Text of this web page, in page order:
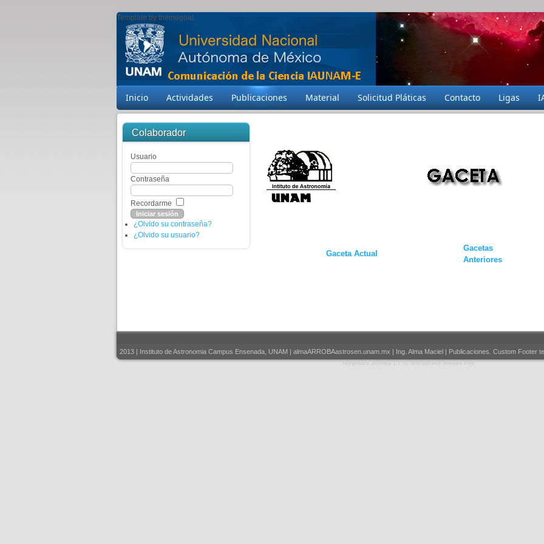
Template by themegoat
Inicio Actividades Publicaciones Material Solicitud Pláticas Contacto Ligas
Colaborador
Usuario
Contraseña
Recordarme
¿Olvido su contraseña?
¿Olvido su usuario?
Gaceta Actual
Gacetas
Anteriores
2013 | Instituto de Astronomia Campus Ensenada, UNAM | almaARROBAastrosen.unam.mx | Ing. Alma Maciel | Publicaciones. Custom Footer
Templates Joomla 1.7 by Wordpress themes free